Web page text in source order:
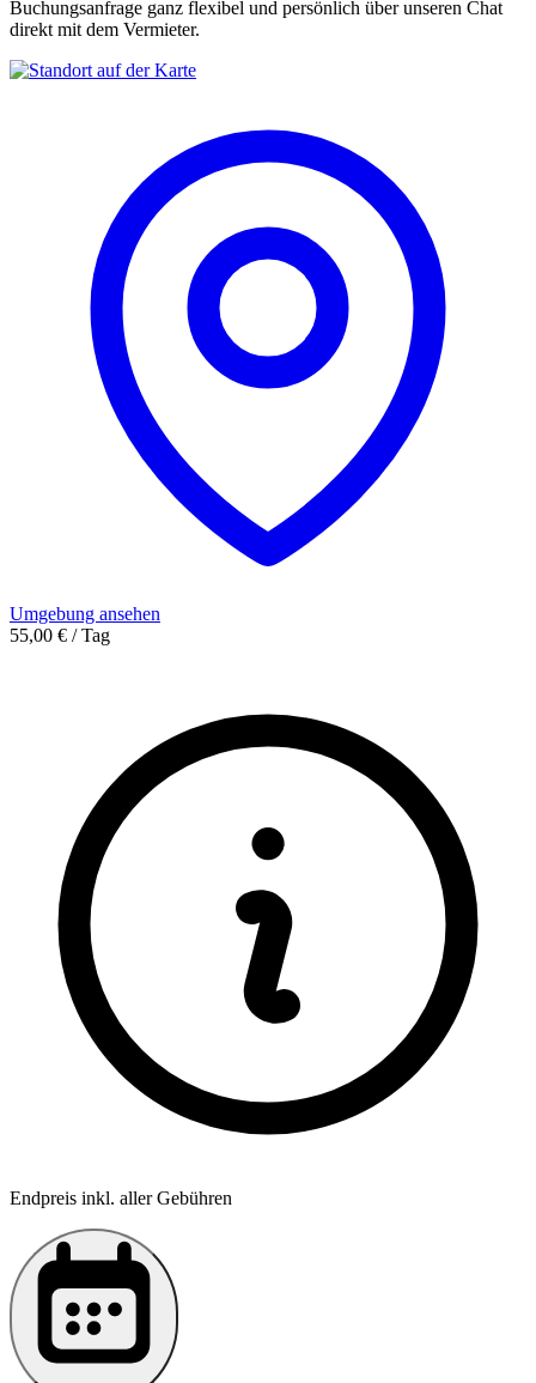
Buchungsanfrage ganz flexibel und persönlich über unseren Chat
direkt mit dem Vermieter.
Umgebung ansehen
55,00 € / Tag
Endpreis inkl. aller Gebühren